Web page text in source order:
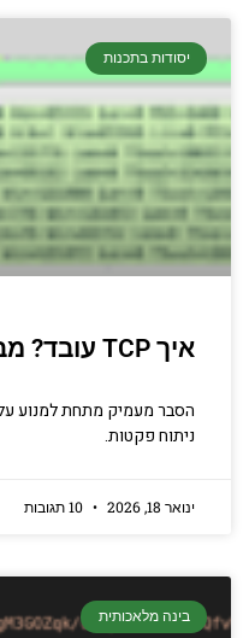
קריפטוגרפיה,
יסודי וחשוב
יסודות בתכנות
איך TCP עובד? מבט מעמיק
ניתוח פקטות.
ינואר 18, 2026
בינה מלאכותית